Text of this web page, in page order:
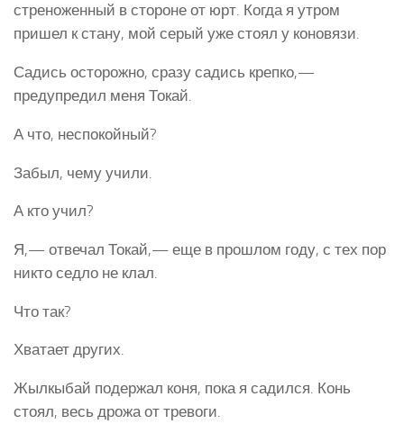
стреноженный в стороне от юрт. Когда я утром
пришел к стану, мой серый уже стоял у коновязи.
Садись осторожно, сразу садись крепко,—
предупредил меня Токай.
А что, неспокойный?
Забыл, чему учили.
А кто учил?
Я,— отвечал Токай,— еще в прошлом году, с тех пор
никто седло не клал.
Что так?
Хватает других.
Жылкыбай подержал коня, пока я садился. Конь
стоял, весь дрожа от тревоги.